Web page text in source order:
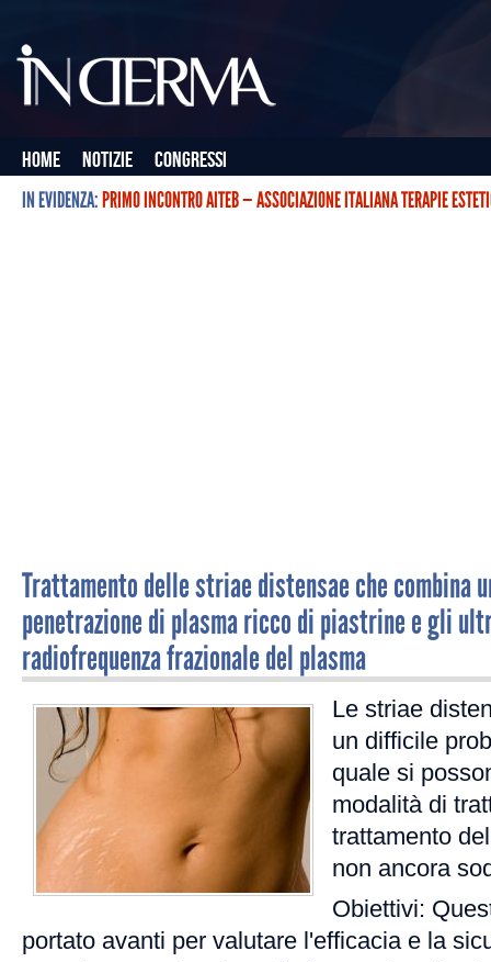
Home Notizie
Congressi
IN EVIDENZA:PRIMO INCONTRO AITEB — ASSOCIAZIONE ITALIANA TERAPIE
Trattamento delle striae distensae che combina
penetrazione di plasma ricco di piastrine e gli
radiofrequenza frazionale del plasma
Le striae
un difficile
quale si
modalità di
trattamento
non ancora
Obiettivi:
portato avanti per valutare l'efficacia e la